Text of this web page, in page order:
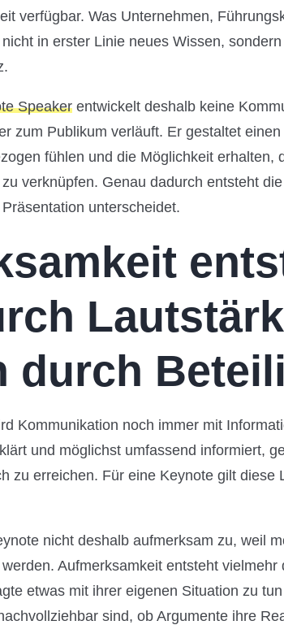
verfügbar. Was Unternehmen,
in erster Linie neues Wissen,
Speaker entwickelt deshalb keine
zum Publikum verläuft. Er gestaltet
fühlen und die Möglichkeit erhalten,
verknüpfen. Genau dadurch entsteht
unterscheidet.
durch
Kommunikation noch immer mit
und möglichst umfassend informiert,
zu erreichen. Für eine Keynote gilt diese
nicht deshalb aufmerksam zu, weil
Aufmerksamkeit entsteht vielmehr
etwas mit ihrer eigenen Situation zu
sind, ob Argumente ihre